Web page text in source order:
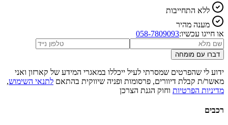
ללא התחייבות
מענה מהיר
או חייגו עכשיו:058-7809093
דברו עם מומחה
ידוע לי שהפרטים שמסרתי לעיל ייכללו במאגרי המידע של קארזון ואני
מאשר/ת קבלת דיוורים, פרסומות ופניה שיווקית בהתאם לתנאי השימוש,
מדיניות הפרטיות וחוק הגנת הצרכן
רכבים